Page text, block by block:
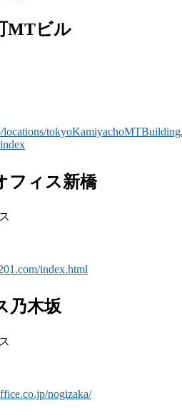
MTビル
locations/
フィス新橋
index.html
乃木坂
nogizaka/